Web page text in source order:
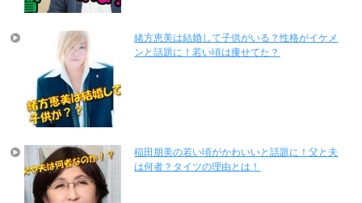
緒方恵美は結婚して子供がいる？性格がイケメ
ンと話題に！若い頃は痩せてた？
稲田朋美の若い頃がかわいいと話題に！父と夫
は何者？タイツの理由とは！